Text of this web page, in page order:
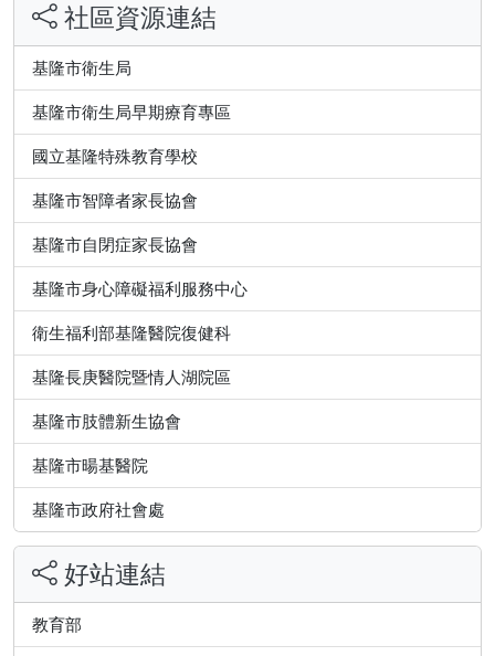
社區資源連結
基隆市衛生局
基隆市衛生局早期療育專區
國立基隆特殊教育學校
基隆市智障者家長協會
基隆市自閉症家長協會
基隆市身心障礙福利服務中心
衛生福利部基隆醫院復健科
基隆長庚醫院暨情人湖院區
基隆市肢體新生協會
基隆市暘基醫院
基隆市政府社會處
好站連結
教育部